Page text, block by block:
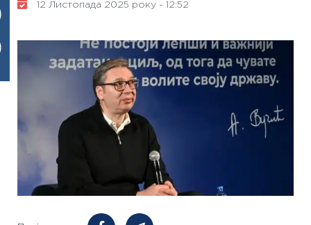
12 Листопада 2025 року - 12:52